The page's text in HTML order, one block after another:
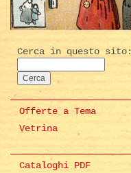
Cerca in questo sito:
Offerte a Tema
Vetrina
Cataloghi PDF